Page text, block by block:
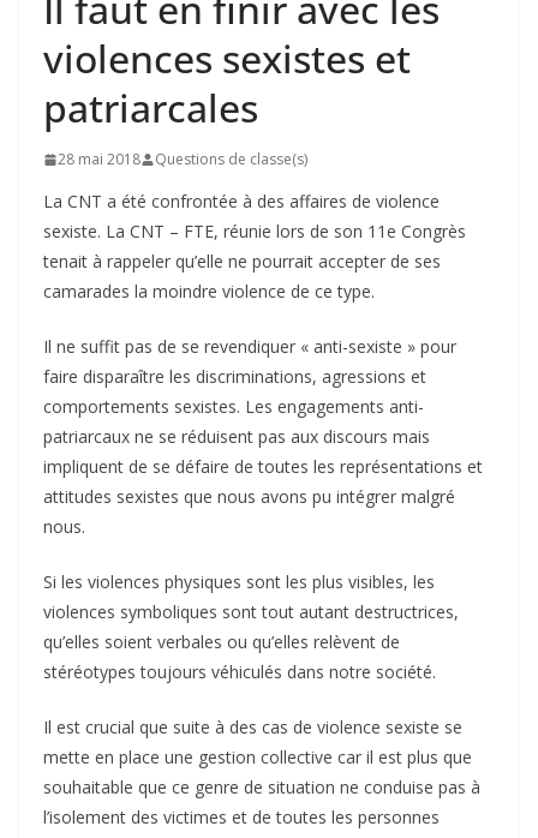
violences sexistes et
patriarcales
28 mai 2018 Questions de classe(s)
La CNT a été confrontée à des affaires de violence
sexiste. La CNT – FTE, réunie lors de son 11e Congrès
tenait à rappeler qu’elle ne pourrait accepter de ses
camarades la moindre violence de ce type.
Il ne suffit pas de se revendiquer « anti-sexiste » pour
faire disparaître les discriminations, agressions et
comportements sexistes. Les engagements anti-
patriarcaux ne se réduisent pas aux discours mais
impliquent de se défaire de toutes les représentations et
attitudes sexistes que nous avons pu intégrer malgré
nous.
Si les violences physiques sont les plus visibles, les
violences symboliques sont tout autant destructrices,
qu’elles soient verbales ou qu’elles relèvent de
stéréotypes toujours véhiculés dans notre société.
Il est crucial que suite à des cas de violence sexiste se
mette en place une gestion collective car il est plus que
souhaitable que ce genre de situation ne conduise pas à
l’isolement des victimes et de toutes les personnes